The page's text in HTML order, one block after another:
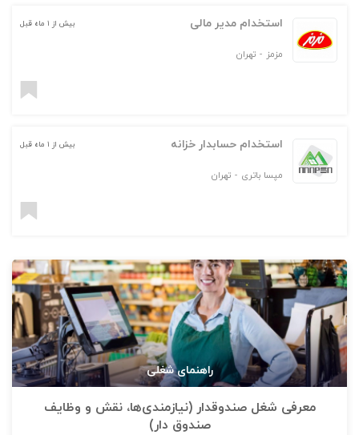
استخدام مدیر مالی
مزمز - تهران
بیش از ۱ ماه قبل
استخدام حسابدار خزانه
مپسا باتری - تهران
بیش از ۱ ماه قبل
راهنمای شغلی
معرفی شغل صندوقدار (نیازمندی‌ها، نقش و وظایف
صندوق دار)